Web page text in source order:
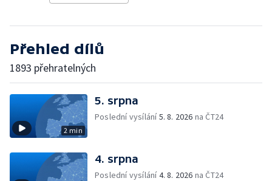
Přehled dílů
1893 přehratelných
2 min
5. srpna
Poslední vysílání5. 8. 2026 na ČT24
4. srpna
Poslední vysílání4. 8. 2026 na ČT24